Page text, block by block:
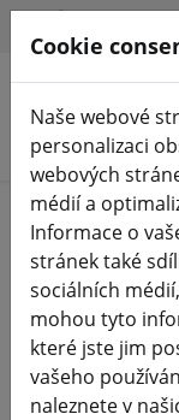
Hledat produkty
Home
Motor
FPV
Cookie
Naše webové
personalizaci
webových
médií a
Informace o
stránek také
sociálních
mohou tyto
které jste jim
vašeho
naleznete v